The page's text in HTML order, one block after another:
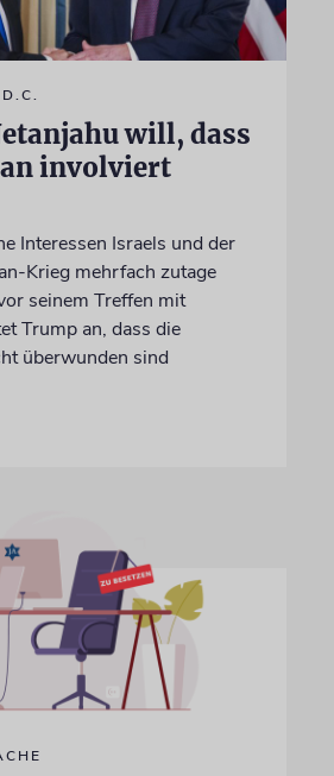
will, dass
involviert
Interessen Israels und der
Krieg mehrfach zutage
seinem Treffen mit
Trump an, dass die
überwunden sind